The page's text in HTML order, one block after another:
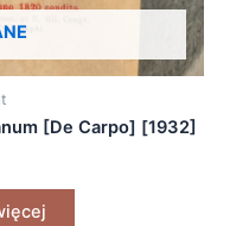
[De Carpo] [1932]